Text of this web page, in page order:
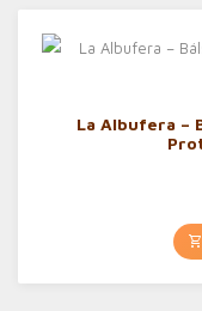
La Albufera –